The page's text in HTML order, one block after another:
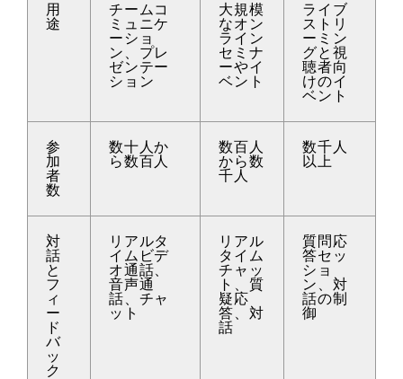
用
途
チームコ
ミュニケ
ーショ
ン、プレ
ゼンテー
ション
大規模
なオン
ライン
セミナ
ーやイ
ベント
ライブ
ストリ
ーミン
グと視
聴者向
けのイ
ベント
参
加
者
数
数十人か
ら数百人
数百人
から数
千人
数千人
以上
対
話
と
フ
ィ
ー
ド
バ
ッ
ク
リアルタ
イムビデ
オ通話、
音声通
話、チャ
ット
リアル
タイム
チャッ
ト、質
疑応
答、対
話
質問応
答セッ
ショ
ン、対
話の制
御